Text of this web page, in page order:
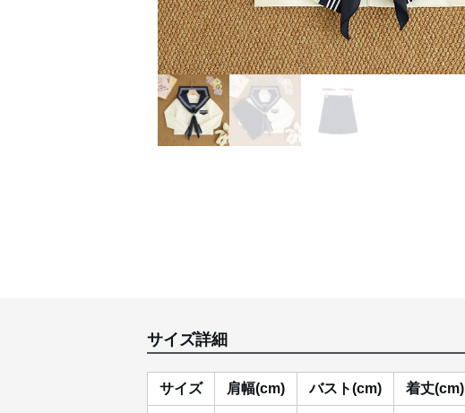
サイズ詳細
サイズ 肩幅(cm) バスト(cm) 着丈(cm)